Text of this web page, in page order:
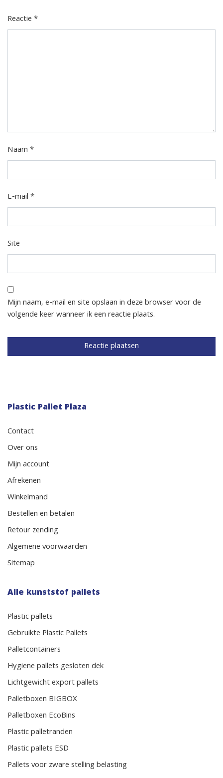
Reactie*
Naam*
E-mail*
Site
Mijn naam, e-mail en site opslaan in deze browser voor de
volgende keer wanneer ik een reactie plaats.
Plastic Pallet Plaza
Contact
Over ons
Mijn account
Afrekenen
Winkelmand
Bestellen en betalen
Retour zending
Algemene voorwaarden
Sitemap
Alle kunststof pallets
Plastic pallets
Gebruikte Plastic Pallets
Palletcontainers
Hygiene pallets gesloten dek
Lichtgewicht export pallets
Palletboxen BIGBOX
Palletboxen EcoBins
Plastic palletranden
Plastic pallets ESD
Pallets voor zware stelling belasting